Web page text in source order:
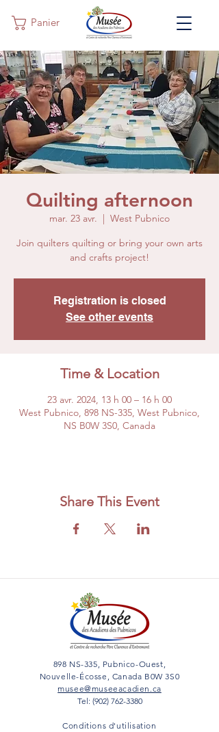
Panier
Quilting afternoon
mar. 23 avr.
  |
West Pubnico
Join quilters quilting or bring your own arts
and crafts project!
Registration is closed
See other events
Time & Location
23 avr. 2024, 13 h 00 – 16 h 00
West Pubnico, 898 NS-335, West Pubnico,
NS B0W 3S0, Canada
Share This Event
898 NS-335, Pubnico-Ouest,
Nouvelle-Écosse, Canada B0W 3S0
musee@museeacadien.ca
Tel: (902) 762-3380
Conditions d'utilisation